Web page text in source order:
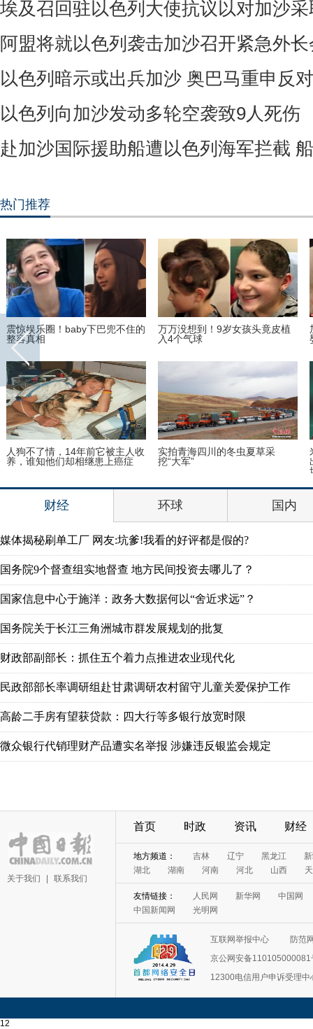
埃及召回驻以色列大使抗议以对加沙
阿盟将就以色列袭击加沙召开紧急外
以色列暗示或出兵加沙 奥巴马重申反
以色列向加沙发动多轮空袭致9人死伤
赴加沙国际援助船遭以色列海军拦截
热门推荐
《欢乐颂》里的精英男们都穿了
什么？比女主更有料
一胖毁所有!女星发胖前后对比惨
不忍睹
37岁章子怡和51岁巩俐同框，血
的教训！一个像女仆一个像女王
陈小春应采儿携手登封面俏皮可
爱 恩爱指数爆表
财经 环球 国内
媒体揭秘刷单工厂 网友:坑爹!我看的好评都是假的?
国务院9个督查组实地督查 地方民间投资去哪儿了？
国家信息中心于施洋：政务大数据何以“舍近求远”？
国务院关于长江三角洲城市群发展规划的批复
财政部副部长：抓住五个着力点推进农业现代化
民政部部长率调研组赴甘肃调研农村留守儿童关爱保护工作
高龄二手房有望获贷款：四大行等多银行放宽时限
微众银行代销理财产品遭实名举报 涉嫌违反银监会规定
关于我们 联系我们
首页 时政 资讯 财经
地方频道： 吉林 辽宁 黑龙江
湖北
湖南 河南 河北 山西
友情链接： 人民网 新华网
中国网
中国新闻网
光明网
互联网举报中心
防范
京公网安备110105000081
12300电信用户申诉受理中
12